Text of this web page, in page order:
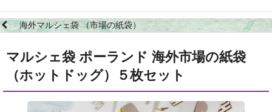
海外マルシェ袋 （市場の紙袋）
マルシェ袋 ポーランド 海外市場の紙袋
（ホットドッグ）５枚セット